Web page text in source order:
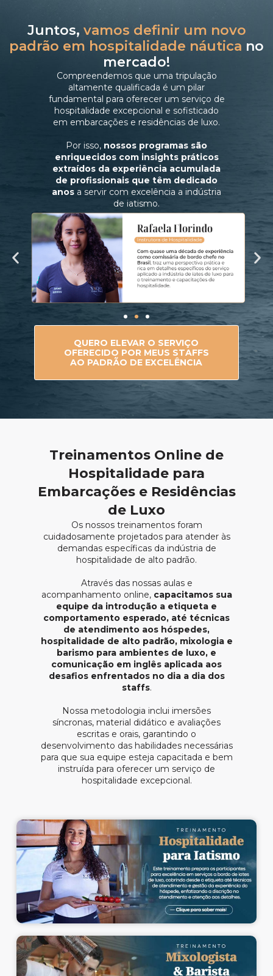
Juntos, vamos definir um novo
padrão em hospitalidade náutica no
mercado!
Compreendemos que uma tripulação
altamente qualificada é um pilar
fundamental para oferecer um serviço de
hospitalidade excepcional e sofisticado
em embarcações e residências de luxo.
Por isso, nossos programas são
enriquecidos com insights práticos
extraídos da experiência acumulada
de profissionais que têm dedicado
anos a servir com excelência a indústria
de iatismo.
QUERO ELEVAR O SERVIÇO
OFERECIDO POR MEUS STAFFS
AO PADRÃO DE EXCELÊNCIA
Treinamentos Online de
Hospitalidade para
Embarcações e Residências
de Luxo
Os nossos treinamentos foram
cuidadosamente projetados para atender às
demandas específicas da indústria de
hospitalidade de alto padrão.
Através das nossas aulas e
acompanhamento online, capacitamos sua
equipe da introdução a etiqueta e
comportamento esperado, até técnicas
de atendimento aos hóspedes,
hospitalidade de alto padrão, mixologia e
barismo para ambientes de luxo, e
comunicação em inglês aplicada aos
desafios enfrentados no dia a dia dos
staffs.
Nossa metodologia inclui imersões
síncronas, material didático e avaliações
escritas e orais, garantindo o
desenvolvimento das habilidades necessárias
para que sua equipe esteja capacitada e bem
instruída para oferecer um serviço de
hospitalidade excepcional.